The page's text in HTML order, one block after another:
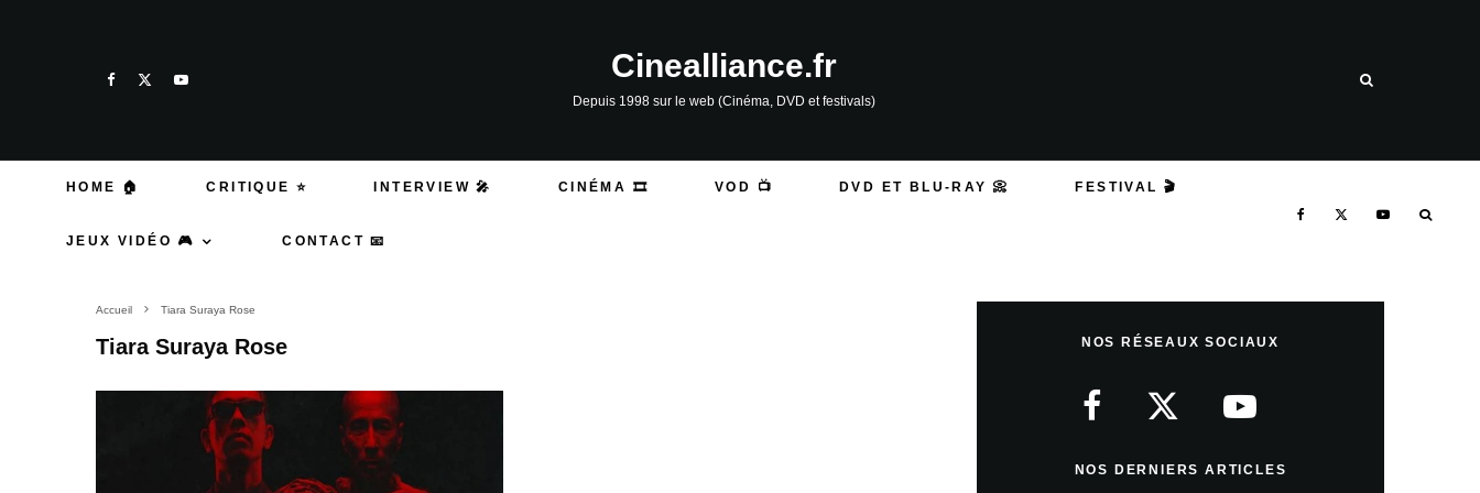
Cinealliance.fr
Depuis 1998 sur le web (Cinéma, DVD et festivals)
HOME 🏠 CRITIQUE ⭐ INTERVIEW 🎤 CINÉMA 🎞️ VOD 📺 DVD ET BLU-RAY 📀 FESTIVAL 🎬
JEUX VIDÉO 🎮 CONTACT 📧
Accueil Tiara Suraya Rose
Tiara Suraya Rose NOS RÉSEAUX SOCIAUX
NOS DERNIERS ARTICLES